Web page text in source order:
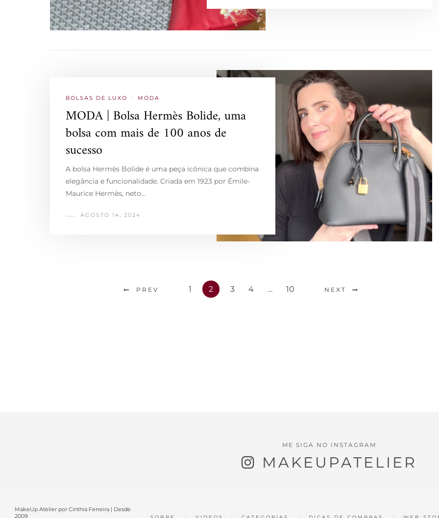
BOLSAS DE LUXO / MODA
MODA | Bolsa Hermès Bolide, uma
bolsa com mais de 100 anos de
sucesso
A bolsa Hermès Bolide é uma peça icônica que combina
elegância e funcionalidade. Criada em 1923 por Émile-
Maurice Hermès, neto…
AGOSTO 14, 2024
PREV 1 2 3 4 … 10 NEXT
ME SIGA NO INSTAGRAM
MAKEUPATELIER
MakeUp Atelier por Cinthia Ferreira | Desde
2009